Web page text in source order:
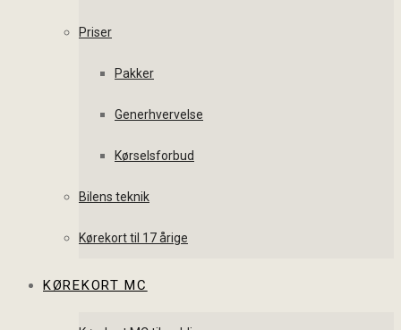
Priser
Pakker
Generhvervelse
Kørselsforbud
Bilens teknik
Kørekort til 17 årige
KØREKORT MC